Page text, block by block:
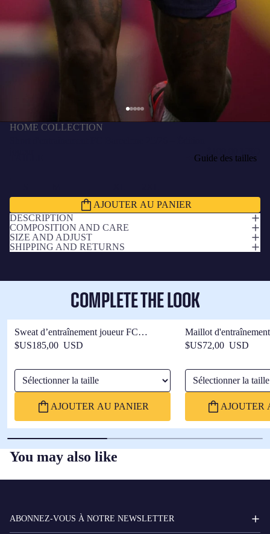
HOME COLLECTION
Guide des tailles
AJOUTER AU PANIER
DESCRIPTION
COMPOSITION AND CARE
SIZE AND ADJUST
SHIPPING AND RETURNS
COMPLETE THE LOOK
Sweat d’entraînement joueur FC
Barcelone 25/26
$US185,00 USD
Sélectionner la taille
AJOUTER AU PANIER
Maillot
Barcelone 25/26
$US72,00 USD
Sélectionner la taille
AJOUTER
You may also like
ABONNEZ-VOUS À NOTRE NEWSLETTER